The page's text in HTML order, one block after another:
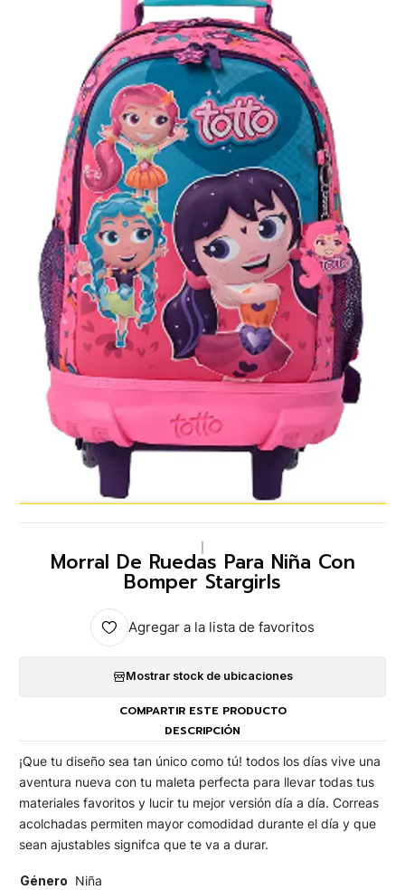
Morral De Ruedas Para Niña Con
Bomper Stargirls
Agregar a la lista de favoritos
Mostrar stock de ubicaciones
COMPARTIR ESTE PRODUCTO
DESCRIPCIÓN
¡Que tu diseño sea tan único como tú! todos los días vive una
aventura nueva con tu maleta perfecta para llevar todas tus
materiales favoritos y lucir tu mejor versión día a día. Correas
acolchadas permiten mayor comodidad durante el día y que
sean ajustables signifca que te va a durar.
Género Niña